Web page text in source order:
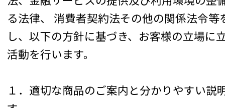
る法律、 消費者契約法その他の関係法令等
し、以下の方針に基づき、お客様の立場に
活動を行います。
１．適切な商品のご案内と分かりやすい説